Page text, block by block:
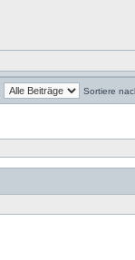
Sortiere